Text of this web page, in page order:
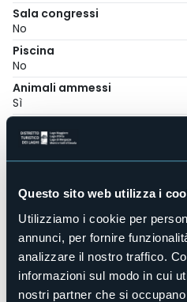
Questo sito web utilizza i
Utilizziamo i cookie per
annunci, per fornire
analizzare il nostro traffico.
informazioni sul modo in cui
nostri partner che si
Sala congressi
No
Piscina
No
Animali ammessi
Sì
28
Posti letto
E-mail
info@hotelrosabaveno.it
Sito web
http://www.hotelrosabaveno.it
Telefono
+39 0323 924236